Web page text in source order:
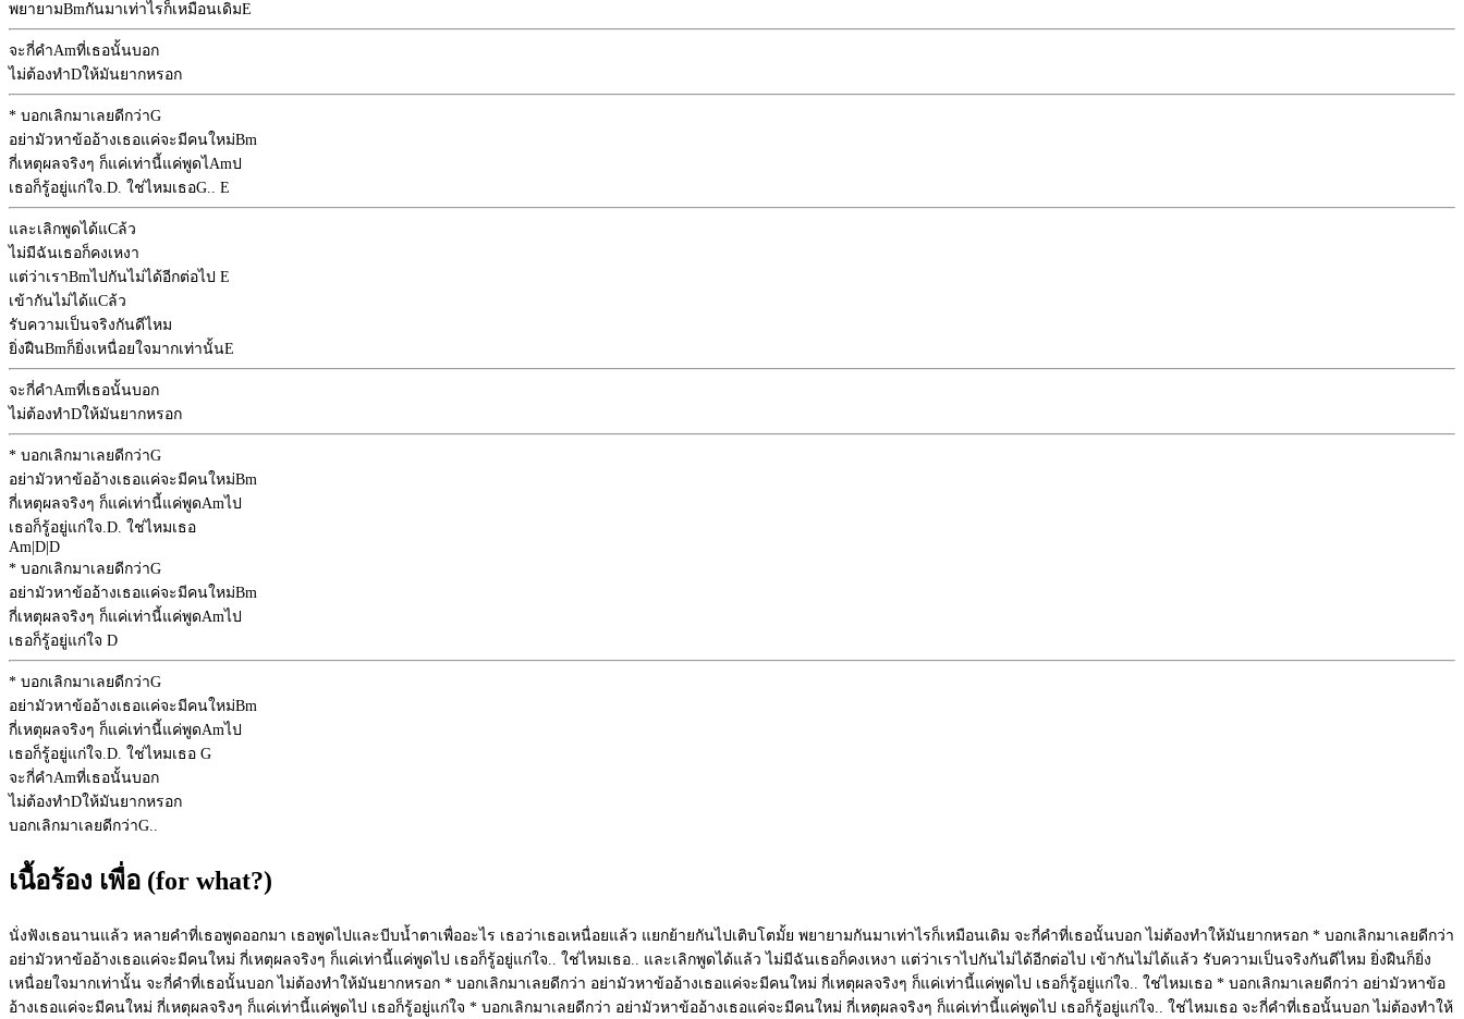
พยายามBmกันมาเท่าไรก็เหมือนเดิมE
จะกี่คำAmที่เธอนั้นบอก
ไม่ต้องทำDให้มันยากหรอก
* บอกเลิกมาเลยดีกว่าG
อย่ามัวหาข้ออ้างเธอแค่จะมีคนใหม่Bm
กี่เหตุผลจริงๆ ก็แค่เท่านี้แค่พูดไAmป
เธอก็รู้อยู่แก่ใจ.D. ใช่ไหมเธอG.. E
และเลิกพูดได้แCล้ว
ไม่มีฉันเธอก็คงเหงา
แต่ว่าเราBmไปกันไม่ได้อีกต่อไป E
เข้ากันไม่ได้แCล้ว
รับความเป็นจริงกันดีไหม
ยิ่งฝืนBmก็ยิ่งเหนื่อยใจมากเท่านั้นE
จะกี่คำAmที่เธอนั้นบอก
ไม่ต้องทำDให้มันยากหรอก
* บอกเลิกมาเลยดีกว่าG
อย่ามัวหาข้ออ้างเธอแค่จะมีคนใหม่Bm
กี่เหตุผลจริงๆ ก็แค่เท่านี้แค่พูดAmไป
เธอก็รู้อยู่แก่ใจ.D. ใช่ไหมเธอ
Am D D
* บอกเลิกมาเลยดีกว่าG
อย่ามัวหาข้ออ้างเธอแค่จะมีคนใหม่Bm
กี่เหตุผลจริงๆ ก็แค่เท่านี้แค่พูดAmไป
เธอก็รู้อยู่แก่ใจ D
* บอกเลิกมาเลยดีกว่าG
อย่ามัวหาข้ออ้างเธอแค่จะมีคนใหม่Bm
กี่เหตุผลจริงๆ ก็แค่เท่านี้แค่พูดAmไป
เธอก็รู้อยู่แก่ใจ.D. ใช่ไหมเธอ G
จะกี่คำAmที่เธอนั้นบอก
ไม่ต้องทำDให้มันยากหรอก
บอกเลิกมาเลยดีกว่าG..
เนื้อร้อง เพื่อ (for what?)
นั่งฟังเธอนานแล้ว หลายคำที่เธอพูดออกมา เธอพูดไปและบีบน้ำตาเพื่ออะไร เธอว่าเธอเหนื่อยแล้ว แยกย้ายกันไปเติบโตมั้ย พยายามกันมาเท่าไรก็เหมือนเดิม จะกี่คำที่เธอนั้นบอก ไม่ต้องทำให้มันยากหรอก * บอกเลิกมาเลยดีกว่า
อย่ามัวหาข้ออ้างเธอแค่จะมีคนใหม่ กี่เหตุผลจริงๆ ก็แค่เท่านี้แค่พูดไป เธอก็รู้อยู่แก่ใจ.. ใช่ไหมเธอ.. และเลิกพูดได้แล้ว ไม่มีฉันเธอก็คงเหงา แต่ว่าเราไปกันไม่ได้อีกต่อไป เข้ากันไม่ได้แล้ว รับความเป็นจริงกันดีไหม ยิ่งฝืนก็ยิ่ง
เหนื่อยใจมากเท่านั้น จะกี่คำที่เธอนั้นบอก ไม่ต้องทำให้มันยากหรอก * บอกเลิกมาเลยดีกว่า อย่ามัวหาข้ออ้างเธอแค่จะมีคนใหม่ กี่เหตุผลจริงๆ ก็แค่เท่านี้แค่พูดไป เธอก็รู้อยู่แก่ใจ.. ใช่ไหมเธอ * บอกเลิกมาเลยดีกว่า อย่ามัวหาข้อ
อ้างเธอแค่จะมีคนใหม่ กี่เหตุผลจริงๆ ก็แค่เท่านี้แค่พูดไป เธอก็รู้อยู่แก่ใจ * บอกเลิกมาเลยดีกว่า อย่ามัวหาข้ออ้างเธอแค่จะมีคนใหม่ กี่เหตุผลจริงๆ ก็แค่เท่านี้แค่พูดไป เธอก็รู้อยู่แก่ใจ.. ใช่ไหมเธอ จะกี่คำที่เธอนั้นบอก ไม่ต้องทำให้